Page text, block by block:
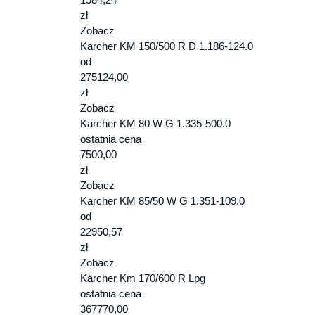
zł
Zobacz
Karcher KM 150/500 R D 1.186-124.0
od
275124,00
zł
Zobacz
Karcher KM 80 W G 1.335-500.0
ostatnia cena
7500,00
zł
Zobacz
Karcher KM 85/50 W G 1.351-109.0
od
22950,57
zł
Zobacz
Kärcher Km 170/600 R Lpg
ostatnia cena
367770,00